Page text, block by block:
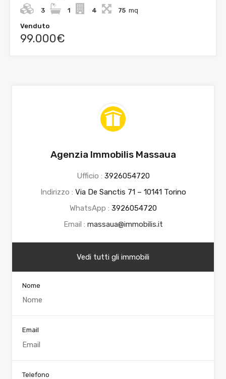
3 1 4 75 mq
Venduto
99.000€
Agenzia Immobilis Massaua
Ufficio : 3926054720
Indirizzo : Via De Sanctis 71 – 10141 Torino
WhatsApp : 3926054720
Email : massaua@immobilis.it
Vedi tutti gli immobili
Nome
Email
Telefono